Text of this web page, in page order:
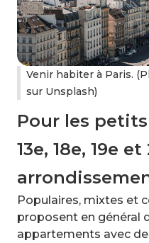
Venir habiter à Paris.
sur Unsplash)
Pour les
13e, 18e, 19e
Populaires, mixtes et
proposent en général
appartements avec